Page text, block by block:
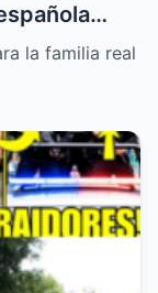
una lancha
Felipe
la familia real